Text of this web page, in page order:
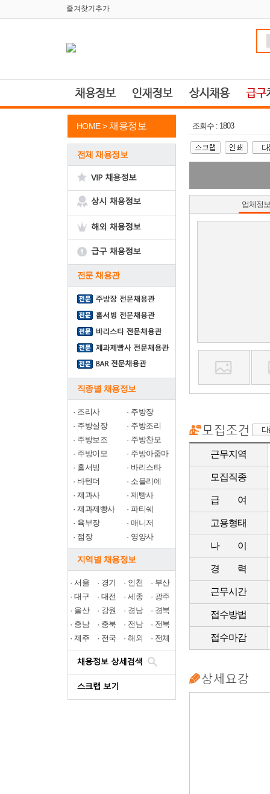
즐겨찾기추가
HOME > 채용정보
전체 채용정보
전문 채용관
직종별 채용정보
· 조리사 · 주방장
· 주방실장 · 주방조리
· 주방보조 · 주방찬모
· 주방이모 · 주방아줌마
· 홀서빙 · 바리스타
· 바텐더 · 소믈리에
·제과사 ·제빵사
·제과제빵사 ·파티쉐
· 육부장 ·매니저
· 점장 · 영양사
지역별 채용정보
· 서울 · 경기 · 인천 · 부산
· 대구 · 대전 · 세종 · 광주
· 울산 · 강원 · 경남 · 경북
· 충남 · 충북 · 전남 · 전북
· 제주 · 전국 · 해외 · 전체
조회수 : 1803
업체정보
근무지역
모집직종
급 여
고용형태
나 이
경 력
근무시간
접수방법
접수마감